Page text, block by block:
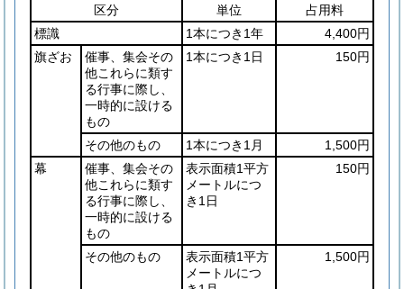
区分
単位
占用料
標識
1本につき1年
4,400円
旗ざお
催事、集会その
他これらに類す
る行事に際し、
一時的に設ける
もの
1本につき1日 150円
その他のもの 1本につき1月
1,500円
幕
催事、集会その
他これらに類す
る行事に際し、
一時的に設ける
もの
表示面積1平方
メートルにつ
き1日
150円
その他のもの
表示面積1平方
メートルにつ
1,500円